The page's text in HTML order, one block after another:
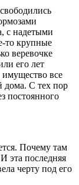
с надетыми
то крупные
веревочке
его лет
имущество все
дома. С тех пор
постоянного
Почему там
эта последняя
черту под его